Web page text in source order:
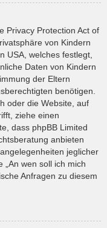
Privacy Protection Act of
von Kindern
USA, welches festlegt,
Daten von Kindern
der Eltern
benötigen.
oder die Website, auf
ziehe einen
dass phpBB Limited
anbieten
jeglicher
wen soll ich mich
Anfragen zu diesem